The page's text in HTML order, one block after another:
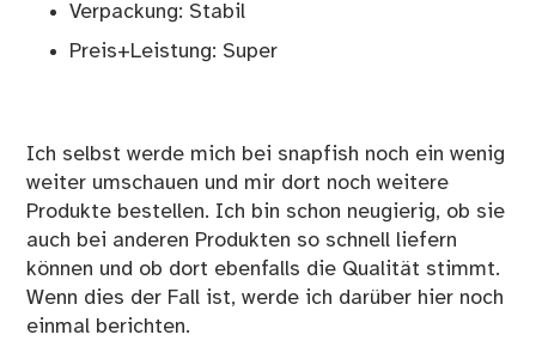
Verpackung: Stabil
Preis+Leistung: Super
Ich selbst werde mich bei snapfish noch ein wenig
weiter umschauen und mir dort noch weitere
Produkte bestellen. Ich bin schon neugierig, ob sie
auch bei anderen Produkten so schnell liefern
können und ob dort ebenfalls die Qualität stimmt.
Wenn dies der Fall ist, werde ich darüber hier noch
einmal berichten.